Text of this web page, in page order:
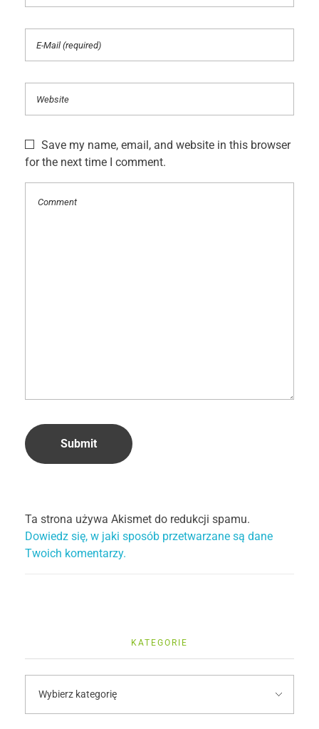
Save my name, email, and website in this browser
for the next time I comment.
Ta strona używa Akismet do redukcji spamu.
Dowiedz się, w jaki sposób przetwarzane są dane
Twoich komentarzy.
KATEGORIE